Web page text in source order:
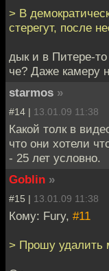
> В
стерегут, после
дык и в Питере-
че? Даже камеру
starmos »
#14 | 13.01.09 11:38
Какой толк в
что они хотели
- 25 лет условно.
Goblin »
#15 | 13.01.09 11:38
Кому: Fury, #11
> Прошу удалить